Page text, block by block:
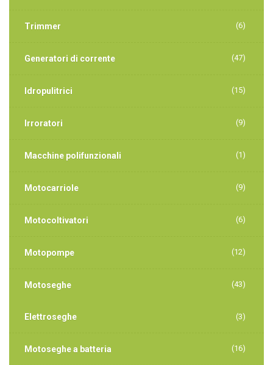
Trimmer (6)
Generatori di corrente (47)
Idropulitrici (15)
Irroratori (9)
Macchine polifunzionali (1)
Motocarriole (9)
Motocoltivatori (6)
Motopompe (12)
Motoseghe (43)
Elettroseghe (3)
Motoseghe a batteria (16)